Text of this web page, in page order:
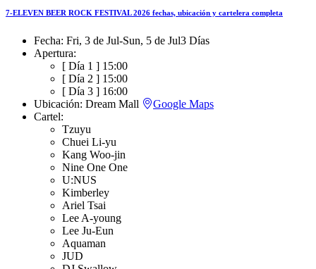
7-ELEVEN BEER ROCK FESTIVAL 2026 fechas, ubicación y cartelera completa
Fecha: Fri, 3 de Jul-Sun, 5 de Jul3 Días
Apertura:
[ Día 1 ] 15:00
[ Día 2 ] 15:00
[ Día 3 ] 16:00
Ubicación: Dream Mall
Google Maps
Cartel:
Tzuyu
Chuei Li-yu
Kang Woo-jin
Nine One One
U:NUS
Kimberley
Ariel Tsai
Lee A-young
Lee Ju-Eun
Aquaman
JUD